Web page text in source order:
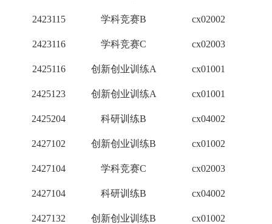
2423115 学科竞赛B cx02002
2423116 学科竞赛C cx02003
2425116 创新创业训练A cx01001
2425123 创新创业训练A cx01001
2425204 科研训练B cx04002
2427102 创新创业训练B cx01002
2427104 学科竞赛C cx02003
2427104 科研训练B cx04002
2427132 创新创业训练B cx01002